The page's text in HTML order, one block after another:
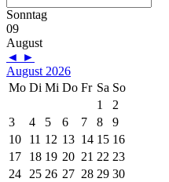
Sonntag
09
August
◄ ►
August 2026
Mo Di Mi Do Fr Sa So
1
2
3
4 5 6 7 8
9
10
11 12 13 14 15 16
17
18 19 20 21 22 23
24 25 26 27 28 29 30